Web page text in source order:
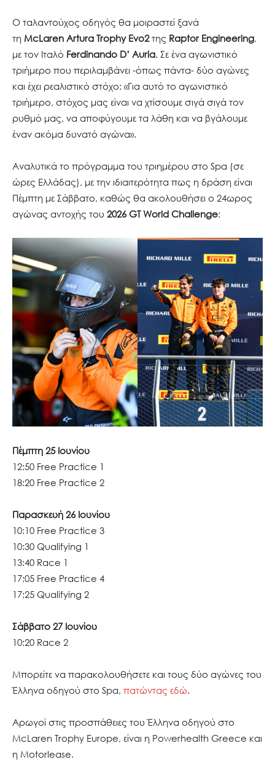
Ο ταλαντούχος οδηγός θα μοιραστεί ξανά
τη McLaren Artura Trophy Evo2της Raptor Engineering,
με τον Ιταλό Ferdinando D’ Auria. Σε ένα αγωνιστικό
τριήμερο που περιλαμβάνει -όπως πάντα- δύο αγώνες
και έχει ρεαλιστικό στόχο: «Για αυτό το αγωνιστικό
τριήμερο, στόχος μας είναι να χτίσουμε σιγά σιγά τον
ρυθμό μας, να αποφύγουμε τα λάθη και να βγάλουμε
έναν ακόμα δυνατό αγώνα».
Αναλυτικά το πρόγραμμα του τριημέρου στο Spa (σε
ώρες Ελλάδας), με την ιδιαιτερότητα πως η δράση είναι
Πέμπτη με Σάββατο, καθώς θα ακολουθήσει ο 24ωρος
αγώνας αντοχής του 2026GT World Challenge:
Πέμπτη 25 Ιουνίου
12:50 Free Practice 1
18:20 Free Practice 2
Παρασκευή 26 Ιουνίου
10:10 Free Practice 3
10:30 Qualifying 1
13:40 Race 1
17:05 Free Practice 4
17:25 Qualifying 2
Σάββατο 27 Ιουνίου
10:20 Race 2
Μπορείτε να παρακολουθήσετε και τους δύο αγώνες του
Έλληνα οδηγού στο Spa, πατώντας εδώ.
Αρωγοί στις προσπάθειες του Έλληνα οδηγού στο
McLaren Trophy Europe, είναι η Powerhealth Greece και
η Motorlease.